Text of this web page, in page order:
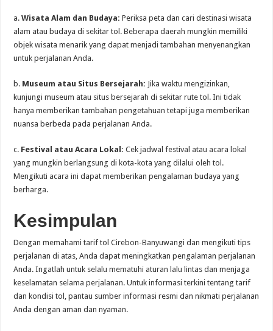
a.Wisata Alam dan Budaya: Periksa peta dan cari destinasi wisata
alam atau budaya di sekitar tol. Beberapa daerah mungkin memiliki
objek wisata menarik yang dapat menjadi tambahan menyenangkan
untuk perjalanan Anda.
b. Museum atau Situs Bersejarah: Jika waktu mengizinkan,
kunjungi museum atau situs bersejarah di sekitar rute tol. Ini tidak
hanya memberikan tambahan pengetahuan tetapi juga memberikan
nuansa berbeda pada perjalanan Anda.
c. Festival atau Acara Lokal: Cek jadwal festival atau acara lokal
yang mungkin berlangsung di kota-kota yang dilalui oleh tol.
Mengikuti acara ini dapat memberikan pengalaman budaya yang
berharga.
Kesimpulan
Dengan memahami tarif tol Cirebon-Banyuwangi dan mengikuti tips
perjalanan di atas, Anda dapat meningkatkan pengalaman perjalanan
Anda. Ingatlah untuk selalu mematuhi aturan lalu lintas dan menjaga
keselamatan selama perjalanan. Untuk informasi terkini tentang tarif
dan kondisi tol, pantau sumber informasi resmi dan nikmati perjalanan
Anda dengan aman dan nyaman.